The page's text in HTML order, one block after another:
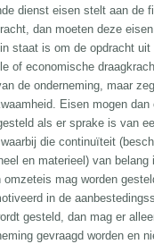
dienst eisen stelt aan de
dan moeten deze
staat is om de opdracht
of economische
de onderneming, maar
Eisen mogen dan
als er sprake is van
die continuïteit
en materieel) van
omzeteis mag worden
in de
gesteld, dan mag er
gevraagd worden en